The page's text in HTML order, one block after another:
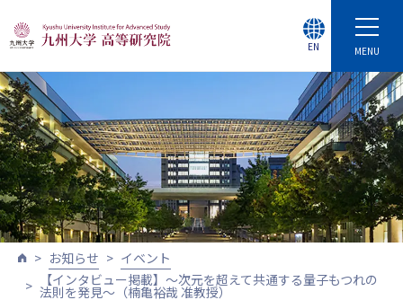
MENU
EN
お知らせ
イベント
【インタビュー掲載】～次元を超えて共通する量子もつれの
法則を発見～（楠亀裕哉 准教授）